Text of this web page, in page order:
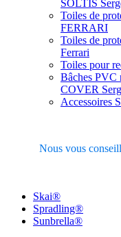
SOLTIS
Toiles de
FERRARI
Toiles de
Ferrari
Toiles pour
Bâches PVC
COVER
Accessoires
Nous vous
Skai®
Spradling®
Sunbrella®